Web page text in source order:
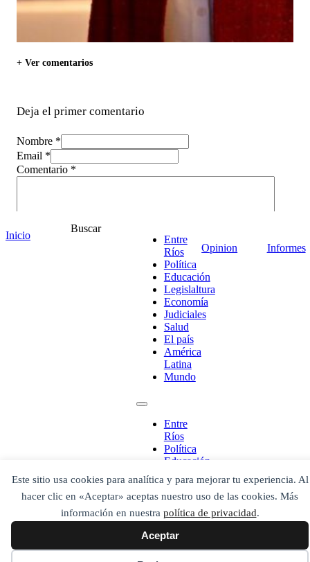
Este sitio usa cookies para analítica y para mejorar tu experiencia. Al
hacer clic en «Aceptar» aceptas nuestro uso de las cookies. Más
información en nuestra política de privacidad.
Aceptar
+ Ver comentarios
Deja el primer comentario
Nombre *
Email *
Comentario *
Inicio
Buscar
Entre
Ríos
Política
Educación
Legislaltura
Economía
Judiciales
Salud
El país
América
Latina
Mundo
Entre
Ríos
Política
Educación
Legislaltura
Economía
Judiciales
Salud
El país
América
Latina
Opinion Informes
¡Ponete en contacto!
Escribe aquí abajo lo que desees buscar
Buscar
Buscar en el archivo